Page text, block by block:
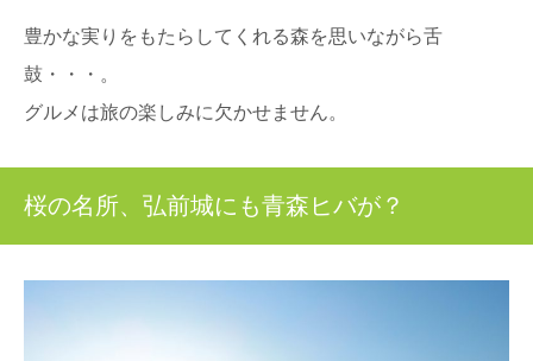
豊かな実りをもたらしてくれる森を思いながら舌
鼓・・・。
グルメは旅の楽しみに欠かせません。
桜の名所、弘前城にも青森ヒバが？